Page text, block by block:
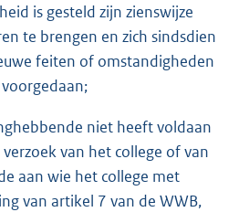
is gesteld zijn zienswijze
te brengen en zich sindsdien
feiten of omstandigheden
niet heeft voldaan
van het college of van
aan wie het college met
van artikel 7 van de WWB,